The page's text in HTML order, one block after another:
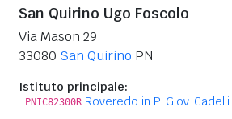
San Quirino Ugo Foscolo
Via Mason 29
33080 San Quirino PN
Istituto principale:
PNIC82300R Roveredo in P. Giov. Cadelli